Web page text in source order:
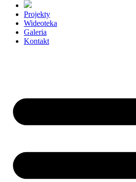
Projekty
Wideoteka
Galeria
Kontakt